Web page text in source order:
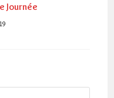
Journée